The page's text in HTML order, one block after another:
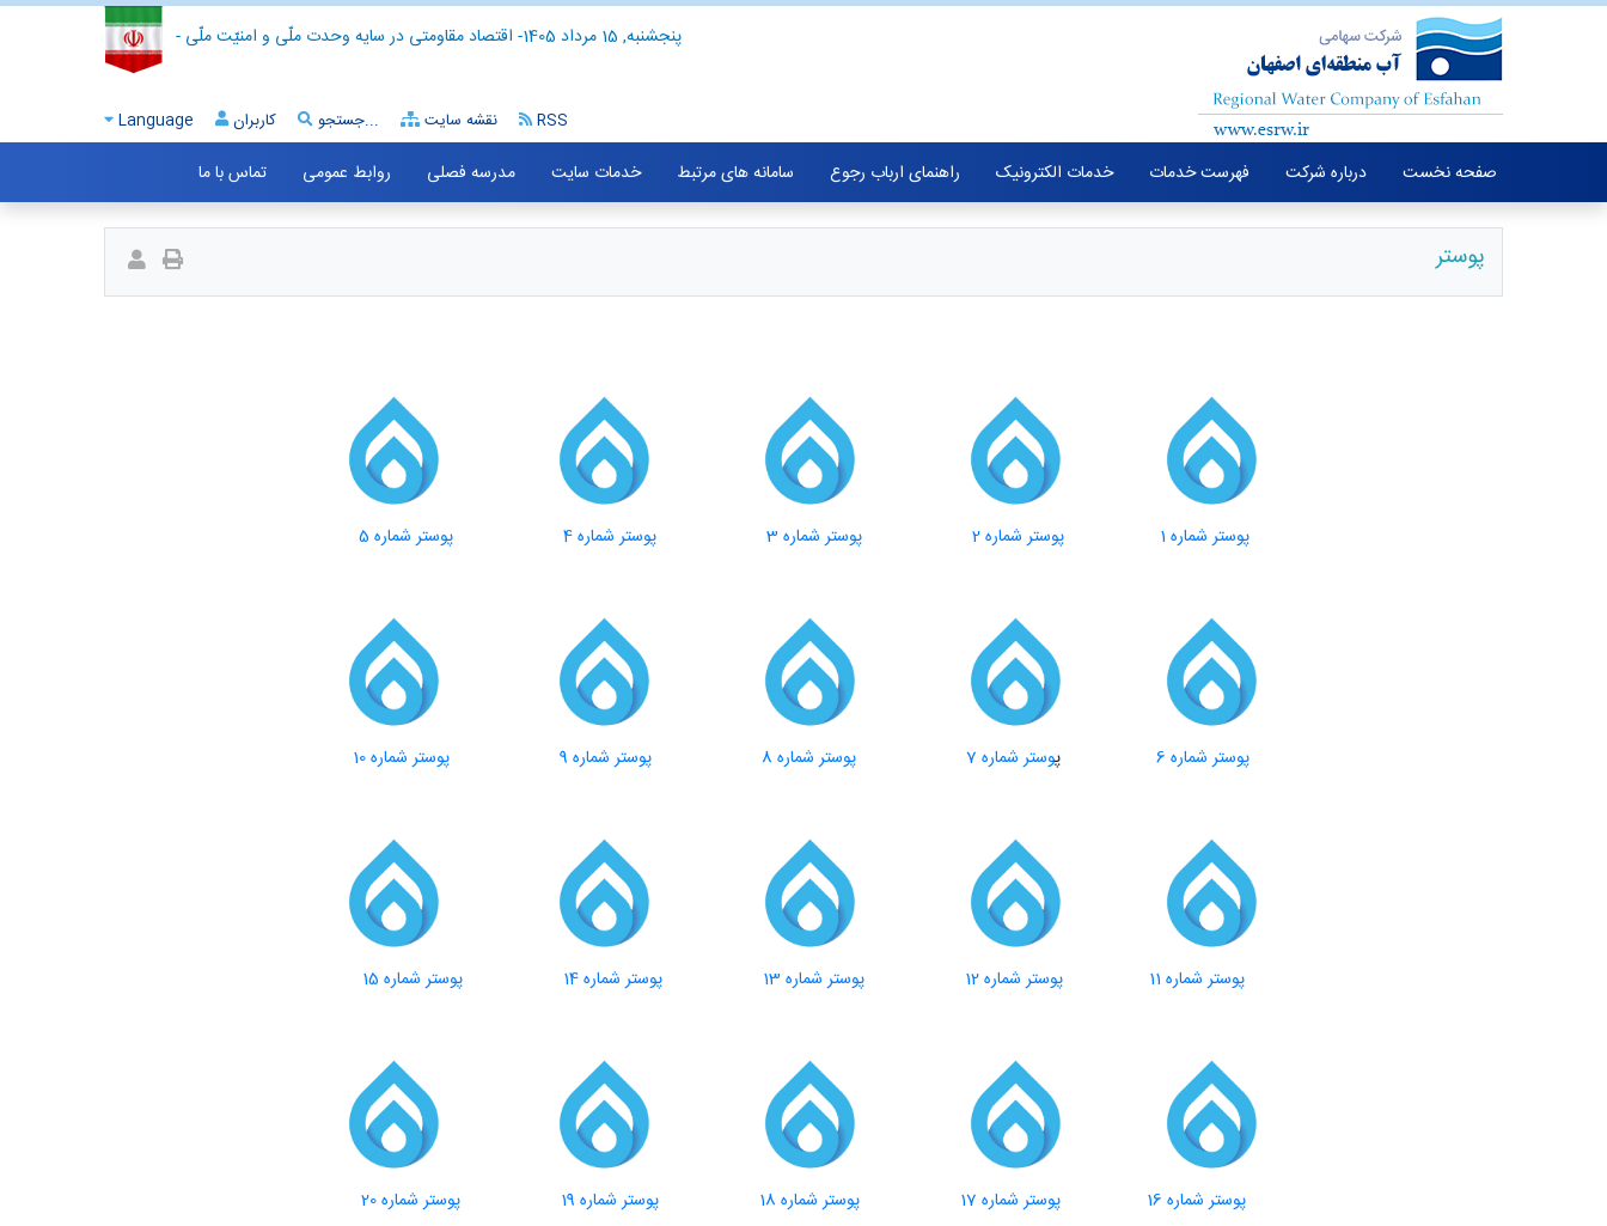
- اقتصاد مقاومتی در سایه وحدت ملّی و امنیّت ملّی - پنجشنبه, 15 مرداد 1405
Language کاربران جستجو... نقشه سایت RSS
صفحه نخست درباره شرکت فهرست خدمات خدمات الکترونیک راهنمای ارباب رجوع سامانه های مرتبط خدمات سایت مدرسه فصلی روابط عمومی تماس با ما
پوستر
پوستر شماره 1 پوستر شماره 2 پوستر شماره 3 پوستر شماره 4 پوستر شماره 5
پوستر شماره 6 پوستر شماره 7 پوستر شماره 8 پوستر شماره 9 پوستر شماره 10
پوستر شماره 11 پوستر شماره 12 پوستر شماره 13 پوستر شماره 14 پوستر شماره 15
پوستر شماره 16 پوستر شماره 17 پوستر شماره 18 پوستر شماره 19 پوستر شماره 20